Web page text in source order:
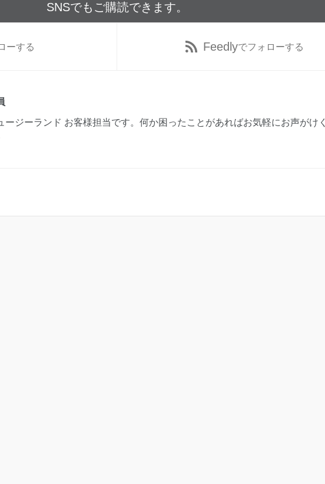
SNSでもご購読できます。
ーする Feedlyでフォローする
ージーランド お客様担当です。何か困ったことがあればお気軽にお声がけく